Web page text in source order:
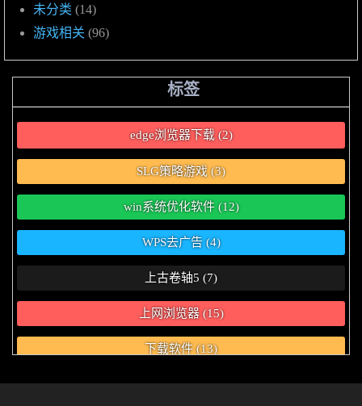
未分类 (14)
游戏相关 (96)
标签
edge浏览器下载(2)
SLG策略游戏(3)
win系统优化软件(12)
WPS去广告(4)
上古卷轴5 (7)
上网浏览器(15)
下载软件(13)
为你好？(6)